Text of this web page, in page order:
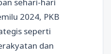
2024, PKB
seperti
dan